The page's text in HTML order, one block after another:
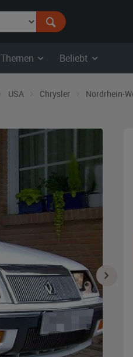
Themen Beliebt
USA Chrysler Nordrhein-